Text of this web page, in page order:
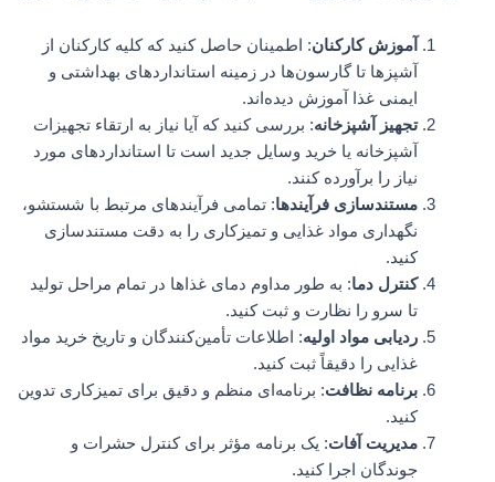
آموزش کارکنان: اطمینان حاصل کنید که کلیه کارکنان از
آشپزها تا گارسون‌ها در زمینه استانداردهای بهداشتی و
ایمنی غذا آموزش دیده‌اند.
تجهیز آشپزخانه: بررسی کنید که آیا نیاز به ارتقاء تجهیزات
آشپزخانه یا خرید وسایل جدید است تا استانداردهای مورد
نیاز را برآورده کنند.
مستندسازی فرآیندها: تمامی فرآیندهای مرتبط با شستشو،
نگهداری مواد غذایی و تمیزکاری را به دقت مستندسازی
کنید.
کنترل دما: به طور مداوم دمای غذاها در تمام مراحل تولید
تا سرو را نظارت و ثبت کنید.
ردیابی مواد اولیه: اطلاعات تأمین‌کنندگان و تاریخ خرید مواد
غذایی را دقیقاً ثبت کنید.
برنامه نظافت: برنامه‌ای منظم و دقیق برای تمیزکاری تدوین
کنید.
مدیریت آفات: یک برنامه مؤثر برای کنترل حشرات و
جوندگان اجرا کنید.